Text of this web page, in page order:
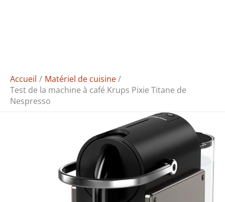
Accueil
Matériel de cuisine
Test de la machine à café Krups Pixie Titane de
Nespresso